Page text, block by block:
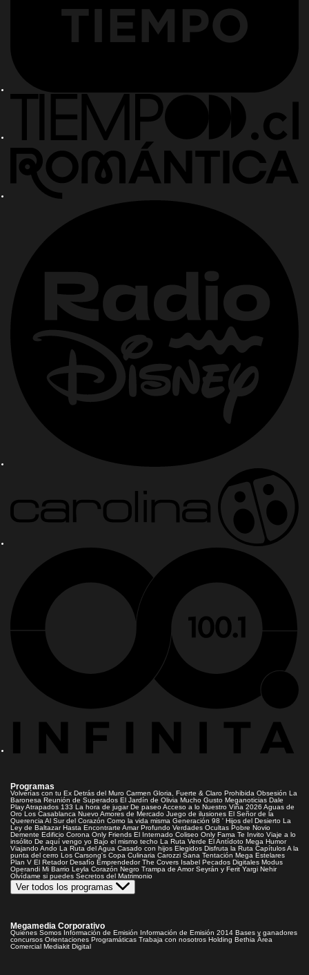
Programas
Volverías con tu Ex Detrás del Muro Carmen Gloria, Fuerte & Claro Prohibida Obsesión La
Baronesa Reunión de Superados El Jardín de Olivia Mucho Gusto Meganoticias Dale
PlayAtrapados 133 La hora de jugar De paseoAcceso a lo Nuestro Viña 2026 Aguas de
Oro Los Casablanca Nuevo Amores de Mercado Juego de ilusiones El Señor de la
Querencia Al Sur del Corazón Como la vida misma Generación 98 ' Hijos del Desierto La
Ley de Baltazar Hasta Encontrarte Amar Profundo Verdades Ocultas Pobre Novio
Demente Edificio Corona Only Friends El Internado Coliseo Only Fama Te Invito Viaje a lo
insólito De aquí vengo yo Bajo el mismo techo La Ruta Verde El Antídoto Mega Humor
Viajando Ando La Ruta del Agua Casado con hijos Elegidos Disfruta la Ruta CapítulosA la
punta del cerro Los Carsong's Copa Culinaria Carozzi Sana Tentación Mega Estelares
Plan V El Retador Desafío Emprendedor The Covers Isabel Pecados Digitales Modus
Operandi Mi Barrio Leyla Corazón Negro Trampa de Amor Seyrán y Ferit Yargi Nehir
Olvídame si puedes Secretos del Matrimonio
Ver todos los programas
Megamedia Corporativo
Quienes Somos Información de Emisión Información de Emisión 2014 Bases y ganadores
concursos Orientaciones Programáticas Trabaja con nosotros Holding Bethia Área
Comercial Mediakit Digital